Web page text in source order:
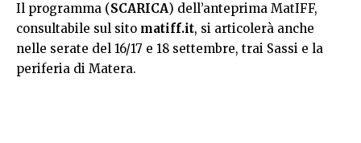
Il programma (SCARICA) dell’anteprima MatIFF,
consultabile sul sito matiff.it, si articolerà anche
nelle serate del 16/17 e 18 settembre, trai Sassi e la
periferia di Matera.